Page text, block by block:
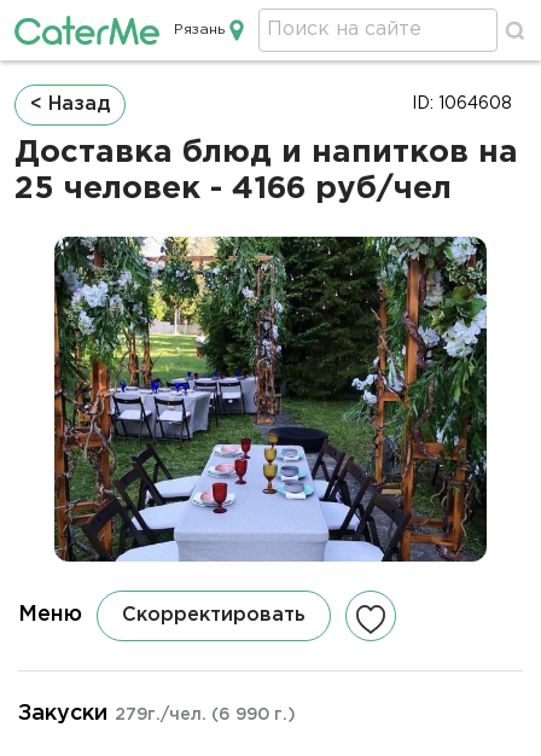
Кейтеринг в Рязани
Рязань
Строка
навигации
< Назад
Доставка блюд и напитков на
25 человек - 4166 руб/чел
ID: 1064608
Меню Скорректировать
Закуски 279г./чел. (6 990 г.)